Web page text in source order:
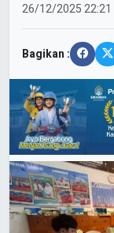
26/12/202522:21
Bagikan :